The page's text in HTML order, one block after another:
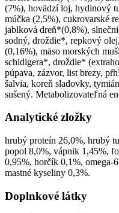
(7%), hovädzí loj, hydinový
múčka (2,5%), cukrovarské
jablková dreň*(0,8%),
sodný, droždie*, repkový
(0,16%), mäso morských
schidigera*, droždie*
púpava, zázvor, list brezy,
šalvia, koreň sladovky,
sušený. Metabolizovateľná
Analytické zložky
hrubý proteín 26,0%, hrubý
popol 8,0%, vápnik 1,45%,
0,95%, horčík 0,1%, omega-
mastné kyseliny 0,3%.
Doplnkové látky